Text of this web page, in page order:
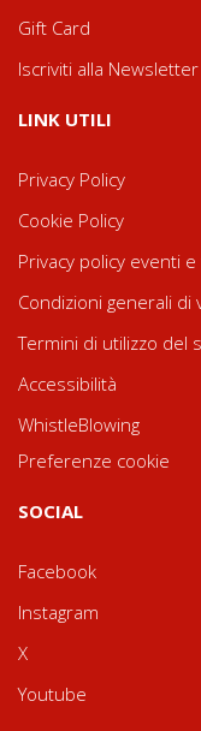
Gift Card
Iscriviti alla Newsletter
LINK UTILI
Privacy Policy
Cookie Policy
Privacy policy eventi
Condizioni generali di
Termini di utilizzo del
Accessibilità
WhistleBlowing
Preferenze cookie
SOCIAL
Facebook
Instagram
X
Youtube